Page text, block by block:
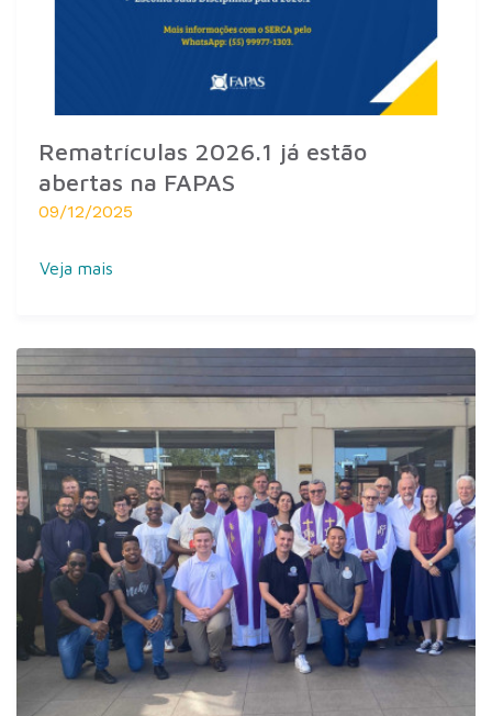
Rematrículas 2026.1 já estão
abertas na FAPAS
09/12/2025
Veja mais